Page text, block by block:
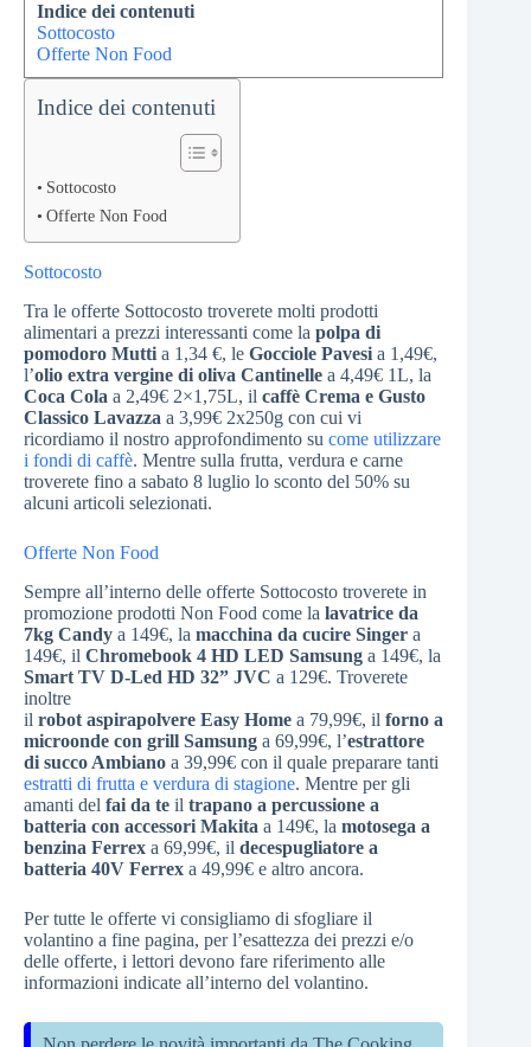
Indice dei contenuti
Sottocosto
Offerte Non Food
Indice dei contenuti
Sottocosto
Offerte Non Food
Sottocosto
Tra le offerte Sottocosto troverete molti prodotti
alimentari a prezzi interessanti come la polpa di
pomodoro Mutti a 1,34 €, le Gocciole Pavesi a 1,49€,
l’olio extra vergine di oliva Cantinelle a 4,49€ 1L, la
Coca Cola a 2,49€ 2×1,75L, il caffè Crema e Gusto
Classico Lavazza a 3,99€ 2x250g con cui vi
ricordiamo il nostro approfondimento su come utilizzare
i fondi di caffè. Mentre sulla frutta, verdura e carne
troverete fino a sabato 8 luglio lo sconto del 50% su
alcuni articoli selezionati.
Offerte Non Food
Sempre all’interno delle offerte Sottocosto troverete in
promozione prodotti Non Food come la lavatrice da
7kg Candy a 149€, la macchina da cucire Singer a
149€, il Chromebook 4 HD LED Samsung a 149€, la
Smart TV D-Led HD 32” JVC a 129€. Troverete
inoltre
il robot aspirapolvere Easy Home a 79,99€, il forno a
microonde con grill Samsung a 69,99€, l’estrattore
di succo Ambiano a 39,99€ con il quale preparare tanti
estratti di frutta e verdura di stagione. Mentre per gli
amanti del fai da te il trapano a percussione a
batteria con accessori Makita a 149€, la motosega a
benzina Ferrex a 69,99€, il decespugliatore a
batteria 40V Ferrex a 49,99€ e altro ancora.
Per tutte le offerte vi consigliamo di sfogliare il
volantino a fine pagina, per l’esattezza dei prezzi e/o
delle offerte, i lettori devono fare riferimento alle
informazioni indicate all’interno del volantino.